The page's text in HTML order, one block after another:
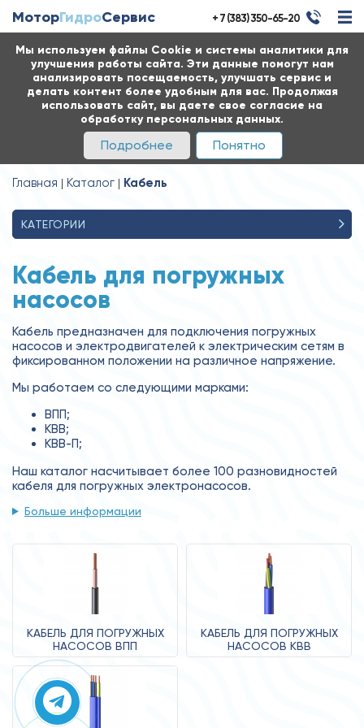
Мы используем файлы Cookie и системы аналитики для
улучшения работы сайта. Эти данные помогут нам
анализировать посещаемость, улучшать сервис и
делать контент более удобным для вас. Продолжая
использовать сайт, вы даете свое согласие на
обработку персональных данных.
Подробнее Понятно
МоторГидроСервис + 7 (383) 350-65-20
Главная Каталог Кабель
КАТЕГОРИИ
Кабель для погружных
насосов
Кабель предназначен для подключения погружных
насосов и электродвигателей к электрическим сетям в
фиксированном положении на различное напряжение.
Мы работаем со следующими марками:
ВПП;
КВВ;
КВВ-П;
Наш каталог насчитывает более 100 разновидностей
кабеля для погружных электронасосов.
Больше информации
КАБЕЛЬ ДЛЯ ПОГРУЖНЫХ
НАСОСОВ ВПП
КАБЕЛЬ ДЛЯ ПОГРУЖНЫХ
НАСОСОВ КВВ